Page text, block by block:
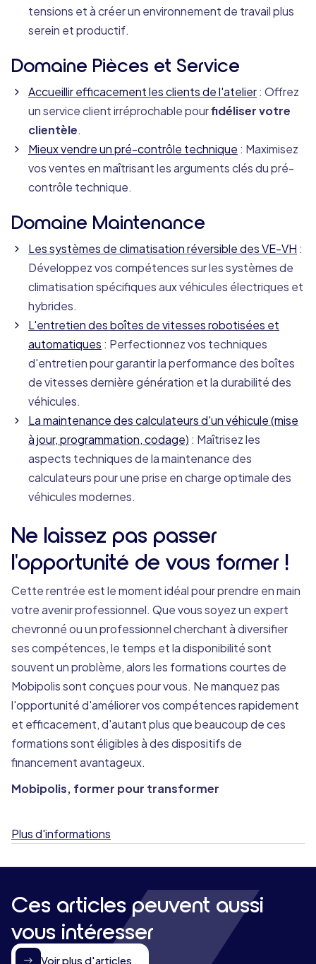
tensions et à créer un environnement de travail plus
serein et productif.
Domaine Pièces et Service
Accueillir efficacement les clients de l'atelier: Offrez
un service client irréprochable pourfidéliser votre
clientèle.
Mieux vendre un pré-contrôle technique : Maximisez
vos ventes en maîtrisant les arguments clés du pré-
contrôle technique.
Domaine Maintenance
Les systèmes de climatisation réversible des VE-VH :
Développez vos compétences sur les systèmes de
climatisation spécifiques aux véhicules électriques et
hybrides.
L'entretien des boîtes de vitesses robotisées et
automatiques : Perfectionnez vos techniques
d'entretien pour garantir la performance des boîtes
de vitesses dernière génération et la durabilité des
véhicules.
La maintenance des calculateurs d'un véhicule (mise
à jour, programmation, codage) : Maîtrisez les
aspects techniques de la maintenance des
calculateurs pour une prise en charge optimale des
véhicules modernes.
Ne laissez pas passer
l'opportunité de vous former !
Cette rentrée est le moment idéal pour prendre en main
votre avenir professionnel. Que vous soyez un expert
chevronné ou un professionnel cherchant à diversifier
ses compétences, le temps et la disponibilité sont
souvent un problème, alors les formations courtes de
Mobipolis sont conçues pour vous. Ne manquez pas
l'opportunité d'améliorer vos compétences rapidement
et efficacement, d'autant plus que beaucoup de ces
formations sont éligibles à des dispositifs de
financement avantageux.
Mobipolis, former pour transformer
Plus d'informations
Ces articles peuvent aussi
vous intéresser
Voir plus d'articles